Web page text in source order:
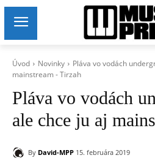
Úvod Novinky
Pláva vo vodách
mainstream - Tirzah
Pláva vo vodách
ale chce ju aj
By David-MPP 15. februára 2019